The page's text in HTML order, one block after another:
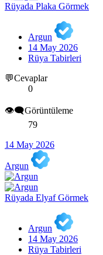
Rüyada Plaka Görmek
Argun
14 May 2026
Rüya Tabirleri
💬Cevaplar
0
👁️‍🗨️Görüntüleme
79
14 May 2026
Argun
Rüyada Elyaf Görmek
Argun
14 May 2026
Rüya Tabirleri